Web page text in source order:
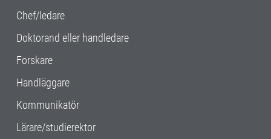
Chef/ledare
Doktorand eller handledare
Forskare
Handläggare
Kommunikatör
Lärare/studierektor